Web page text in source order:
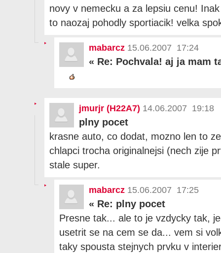
novy v nemecku a za lepsiu cenu!
to naozaj pohodly sportiacik! velka
mabarcz 15.06.2007 17:24
« Re: Pochvala! aj ja mam
jmurjr (H22A7) 14.06.2007 19:18
plny pocet
krasne auto, co dodat, mozno len to
chlapci trocha originalnejsi (nech zije
stale super.
mabarcz 15.06.2007 17:25
« Re: plny pocet
Presne tak... ale to je vzdycky tak,
usetrit se na cem se da... vem si
taky spousta stejnych prvku v